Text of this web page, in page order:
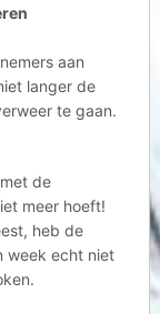
aan
langer de
te gaan.
de
meer hoeft!
heb de
week echt niet